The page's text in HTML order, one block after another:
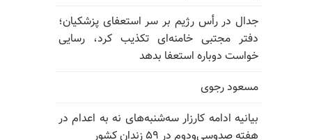
جدال در رأس رژیم بر سر استعفای پزشکیان؛
دفتر مجتبی خامنه‌ای تکذیب کرد، رسایی
خواست دوباره استعفا بدهد
مسعود رجوی
بیانیه ادامه کارزار سه‌شنبه‌های نه به اعدام در
هفته صدوسی‌و‌دوم در ۵۹ زندان کشور